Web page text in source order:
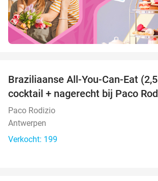
Braziliaanse All-You-Can-Eat
cocktail + nagerecht bij Paco
Paco Rodizio
Antwerpen
Verkocht: 199